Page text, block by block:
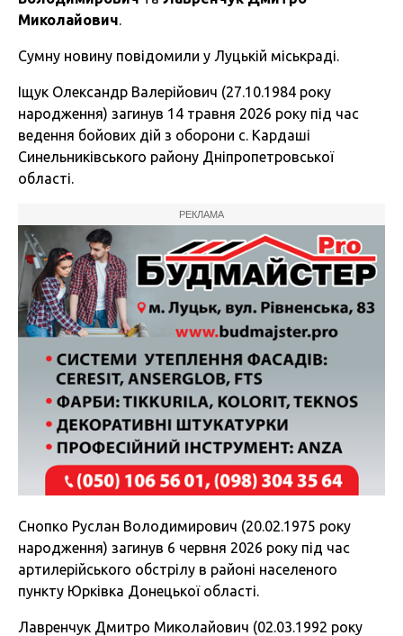
Миколайович
Сумну новину повідомили у Луцькій міськраді.
Іщук Олександр Валерійович (27.10.1984 року
народження) загинув 14 травня 2026 року під час
ведення бойових дій з оборони с. Кардаші
Синельниківського району Дніпропетровської
області.
РЕКЛАМА
Снопко Руслан Володимирович (20.02.1975 року
народження) загинув 6 червня 2026 року під час
артилерійського обстрілу в районі населеного
пункту Юрківка Донецької області.
Лавренчук Дмитро Миколайович (02.03.1992 року